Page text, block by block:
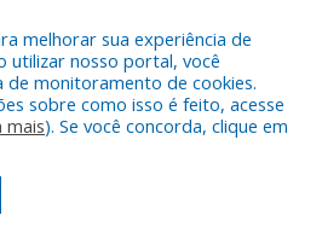
melhorar sua experiência de
utilizar nosso portal, você
de monitoramento de cookies.
sobre como isso é feito, acesse
mais). Se você concorda, clique em